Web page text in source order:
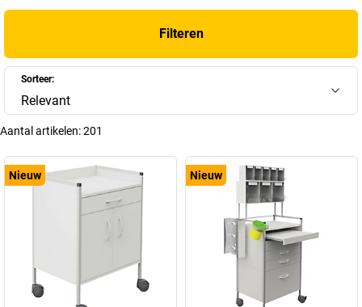
Filteren
Sorteer:
Relevant
Aantal artikelen:201
Nieuw Nieuw